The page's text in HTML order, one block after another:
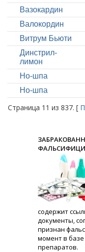
Вазокардин
Валокордин
Витрум Бьюти
Динстрил-
лимон
Но-шпа
Но-шпа
Страница 11 из 837. [
содержит
документы,
признан
момент в базе
препаратов.